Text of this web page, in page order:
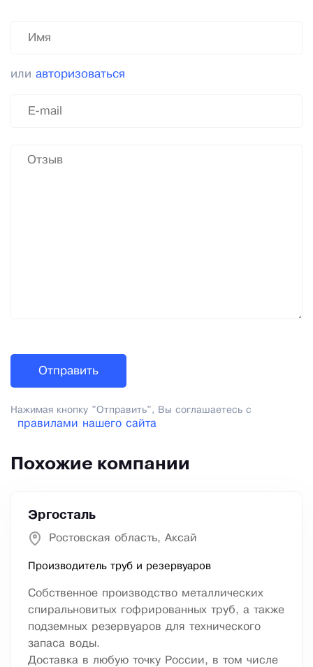
или авторизоваться
Нажимая кнопку "Отправить", Вы соглашаетесь с
правилами нашего сайта
Похожие компании
Эргосталь
Ростовская область, Аксай
Производитель труб и резервуаров
Собственное производство металлических
спиральновитых гофрированных труб, а также
подземных резервуаров для технического
запаса воды.
Доставка в любую точку России, в том числе